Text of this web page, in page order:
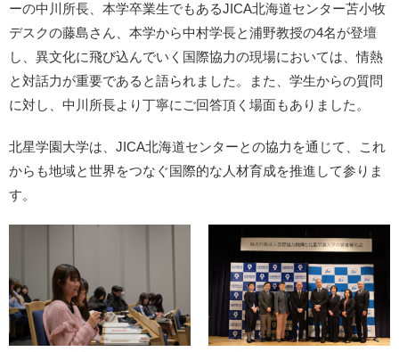
ーの中川所長、本学卒業生でもあるJICA北海道センター苫小牧
デスクの藤島さん、本学から中村学長と浦野教授の4名が登壇
し、異文化に飛び込んでいく国際協力の現場においては、情熱
と対話力が重要であると語られました。また、学生からの質問
に対し、中川所長より丁寧にご回答頂く場面もありました。
北星学園大学は、JICA北海道センターとの協力を通じて、これ
からも地域と世界をつなぐ国際的な人材育成を推進して参りま
す。